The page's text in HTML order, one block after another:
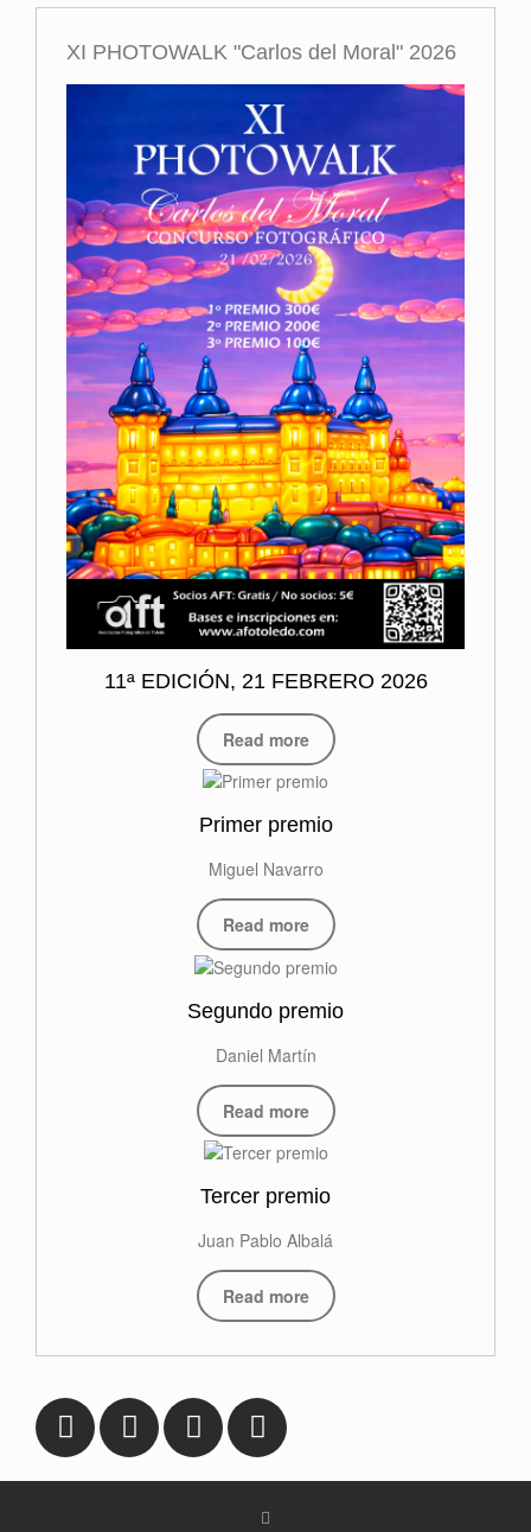
XI PHOTOWALK "Carlos del Moral" 2026
11ª EDICIÓN, 21 FEBRERO 2026
Read more
Primer premio
Miguel Navarro
Read more
Segundo premio
Daniel Martín
Read more
Tercer premio
Juan Pablo Albalá
Read more